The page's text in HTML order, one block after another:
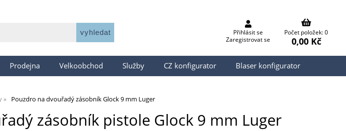
Přihlásit se
Zaregistrovat se
Počet položek: 0
0,00 Kč
Prodejna Velkoobchod Služby CZ konfigurator Blaser konfigurator
Pouzdro na dvouřadý zásobník Glock 9 mm Luger
zásobník pistole Glock 9 mm Luger